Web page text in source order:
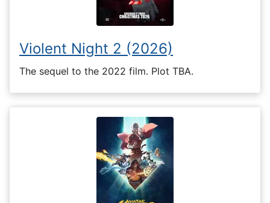
Violent Night 2 (2026)
The sequel to the 2022 film. Plot TBA.